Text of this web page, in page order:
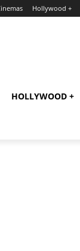
Hollywood +
HOLLYWOOD +